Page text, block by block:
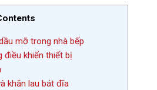
mỡ trong nhà bếp
điều khiển thiết bị
khăn lau bát đĩa